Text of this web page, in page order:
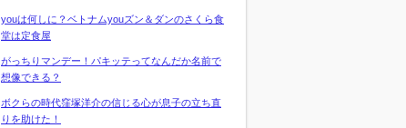
youは何しに？ベトナムyouズン＆ダンのさくら食
堂は定食屋
がっちりマンデー！パキッテってなんだか名前で
想像できる？
ボクらの時代窪塚洋介の信じる心が息子の立ち直
りを助けた！